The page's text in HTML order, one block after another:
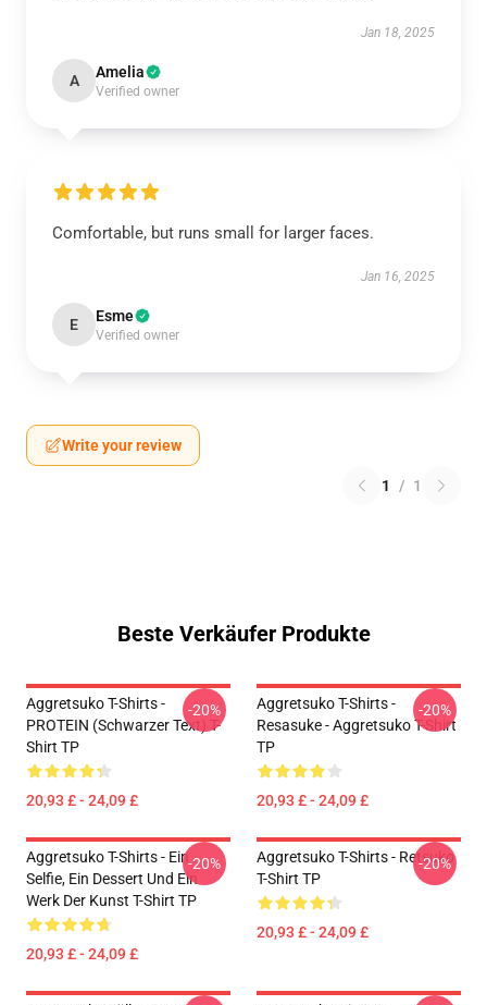
Jan 18, 2025
A Amelia
Verified owner
Comfortable, but runs small for larger faces.
Jan 16, 2025
E Esme
Verified owner
Write your review
1 / 1
Beste Verkäufer Produkte
Aggretsuko T-Shirts -
PROTEIN (schwarzer Text) T-
Shirt TP
20,93 £ - 24,09 £
-20%
Aggretsuko T-Shirts -
Resasuke - Aggretsuko T-Shirt
TP
20,93 £ - 24,09 £
-20%
Aggretsuko T-Shirts - Ein
Selfie, Ein Dessert Und Ein
Werk Der Kunst T-Shirt TP
20,93 £ - 24,09 £
-20%
Aggretsuko T-Shirts - Retsuko
T-Shirt TP
20,93 £ - 24,09 £
-20%